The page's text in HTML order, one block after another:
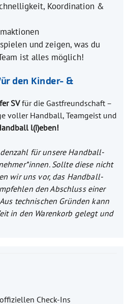
Koordination &
und zeigen, was du
ist alles möglich!
den Kinder- &
SVfür die Gastfreundschaft –
voller Handball, Teamgeist und
l(i)eben!
für unsere Handball-
Sollte diese nicht
wir uns vor, das Handball-
den Abschluss einer
technischen Gründen kann
in den Warenkorb gelegt und
Check-Ins